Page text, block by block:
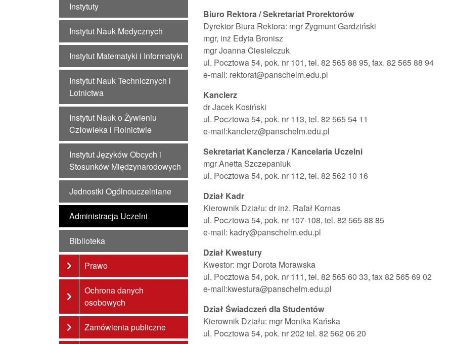
Instytuty
Instytut Nauk Medycznych
Instytut Matematyki i Informatyki
Instytut Nauk Technicznych i
Lotnictwa
Instytut Nauk o Żywieniu
Człowieka i Rolnictwie
Instytut Języków Obcych i
Stosunków Międzynarodowych
Jednostki Ogólnouczelniane
Administracja Uczelni
Biblioteka
Prawo
Ochrona danych
osobowych
Zamówienia publiczne
Biuro Rektora / Sekretariat Prorektorów
Dyrektor Biura Rektora: mgr Zygmunt Gardziński
mgr, inż Edyta Bronisz
mgr Joanna Ciesielczuk
ul. Pocztowa 54, pok. nr 101, tel. 82 565 88 95, fax. 82 565 88 94
e-mail: rektorat@panschelm.edu.pl
Kanclerz
dr Jacek Kosiński
ul. Pocztowa 54, pok. nr 113, tel. 82 565 54 11
e-mail:kanclerz@panschelm.edu.pl
Sekretariat Kanclerza / Kancelaria Uczelni
mgr Anetta Szczepaniuk
ul. Pocztowa 54, pok. nr 112, tel. 82 562 10 16
Dział Kadr
Kierownik Działu: dr inż. Rafał Kornas
ul. Pocztowa 54, pok. nr 107-108, tel. 82 565 88 85
e-mail: kadry@panschelm.edu.pl
Dział Kwestury
Kwestor: mgr Dorota Morawska
ul. Pocztowa 54, pok. nr 111, tel. 82 565 60 33, fax 82 565 69 02
e-mail:kwestura@panschelm.edu.pl
Dział Świadczeń dla Studentów
Kierownik Działu: mgr Monika Kańska
ul. Pocztowa 54, pok. nr 202 tel. 82 562 06 20